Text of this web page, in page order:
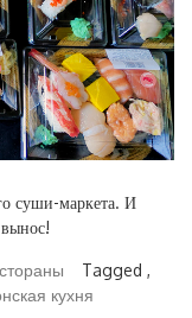
суши-маркета. И
Tagged ,
кухня